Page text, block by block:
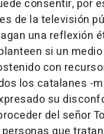
consentir, por
de la televisión
una reflexión
si un medio
con
los catalanes -
su
del señor